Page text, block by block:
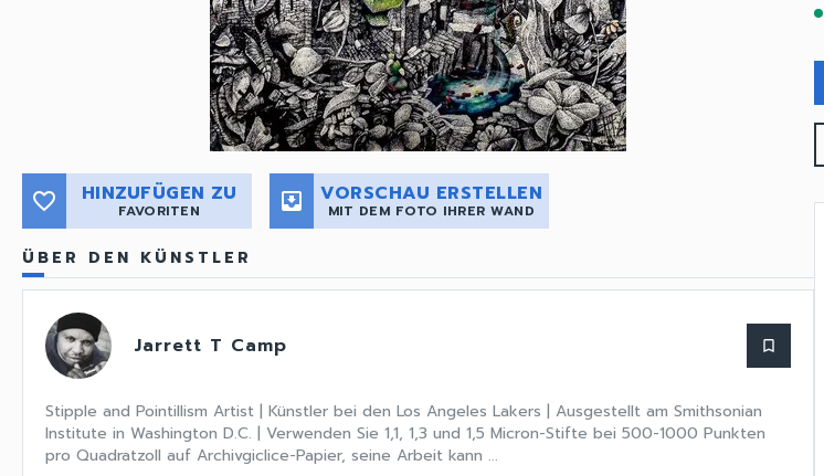
favorite_border HINZUFÜGEN ZU
FAVORITEN move_to_inbox VORSCHAU ERSTELLEN
MIT DEM FOTO IHRER WAND
ÜBER DEN KÜNSTLER
Jarrett T Camp bookmark_border
Stipple and Pointillism Artist | Künstler bei den Los Angeles Lakers | Ausgestellt am Smithsonian
Institute in Washington D.C. | Verwenden Sie 1,1, 1,3 und 1,5 Micron-Stifte bei 500-1000 Punkten
pro Quadratzoll auf Archivgiclice-Papier, seine Arbeit kann ...